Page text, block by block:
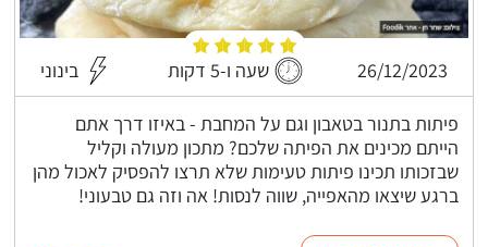
26/12/2023 שעה ו-5 דקות בינוני
פיתות בתנור בטאבון וגם על המחבת - באיזו דרך אתם
הייתם מכינים את הפיתה שלכם? מתכון מעולה וקליל
שבזכותו תכינו פיתות טעימות שלא תרצו להפסיק לאכול מהן
ברגע שיצאו מהאפייה, שווה לנסות! אה וזה גם טבעוני!